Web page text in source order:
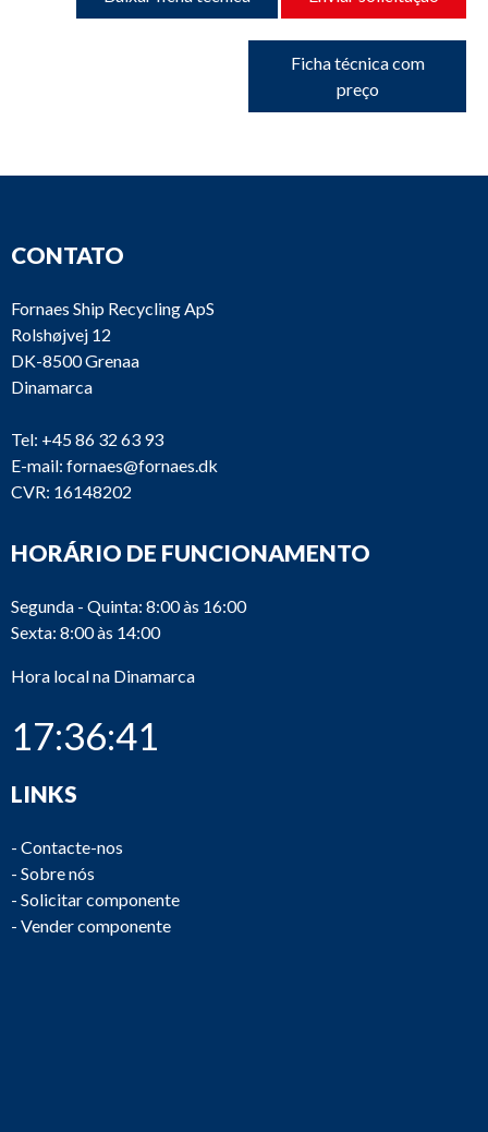
Ficha técnica com
preço
CONTATO
Fornaes Ship Recycling ApS
Rolshøjvej 12
DK-8500 Grenaa
Dinamarca
Tel: +45 86 32 63 93
E-mail: fornaes@fornaes.dk
CVR: 16148202
HORÁRIO DE FUNCIONAMENTO
Segunda - Quinta: 8:00 às 16:00
Sexta: 8:00 às 14:00
Hora local na Dinamarca
17:36:41
LINKS
- Contacte-nos
- Sobre nós
- Solicitar componente
- Vender componente